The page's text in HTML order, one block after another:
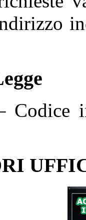
Codice